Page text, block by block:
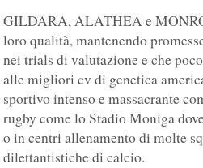
GILDARA, ALATHEA e
loro qualità, mantenendo
nei trials di valutazione e che
alle migliori cv di genetica
sportivo intenso e massacrante
rugby come lo Stadio Moniga
o in centri allenamento di molte
dilettantistiche di calcio.